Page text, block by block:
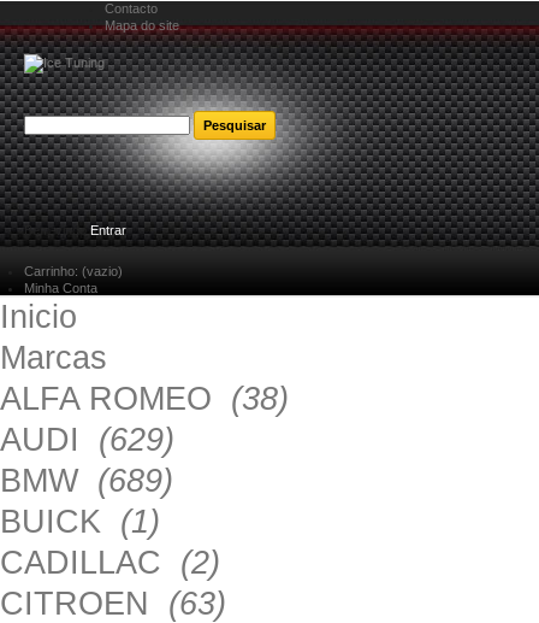
Contacto
Mapa do site
Bem-vindoEntrar
Carrinho: (vazio)
Minha Conta
Inicio
Marcas
ALFA ROMEO (38)
AUDI (629)
BMW (689)
BUICK (1)
CADILLAC (2)
CITROEN (63)